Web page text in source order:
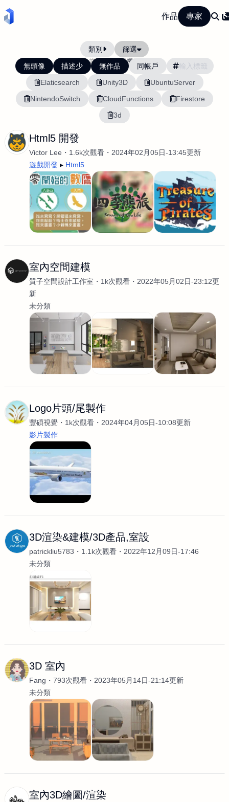
作品 專家
類別 篩選
當前排序: 活躍度
無頭像 描述少 無作品
同帳戶
Elaticsearch
Unity3D
UbuntuServer
NintendoSwitch
CloudFunctions
Firestore
3d
Html5 開發
Victor Lee 1.6k次觀看
2024年02月05日-13:45更新
遊戲開發
Html5
室內空間建模
質子空間設計工作室 1k次觀看
2022年05月02日-23:12更
新
未分類
Logo片頭/尾製作
豐碩視覺 1k次觀看
2024年04月05日-10:08更新
影片製作
3D渲染&建模/3D產品,室設
patrickliu5783 1.1k次觀看
2022年12月09日-17:46
未分類
3D 室內
Fang 793次觀看
2023年05月14日-21:14更新
未分類
室內3D繪圖/渲染